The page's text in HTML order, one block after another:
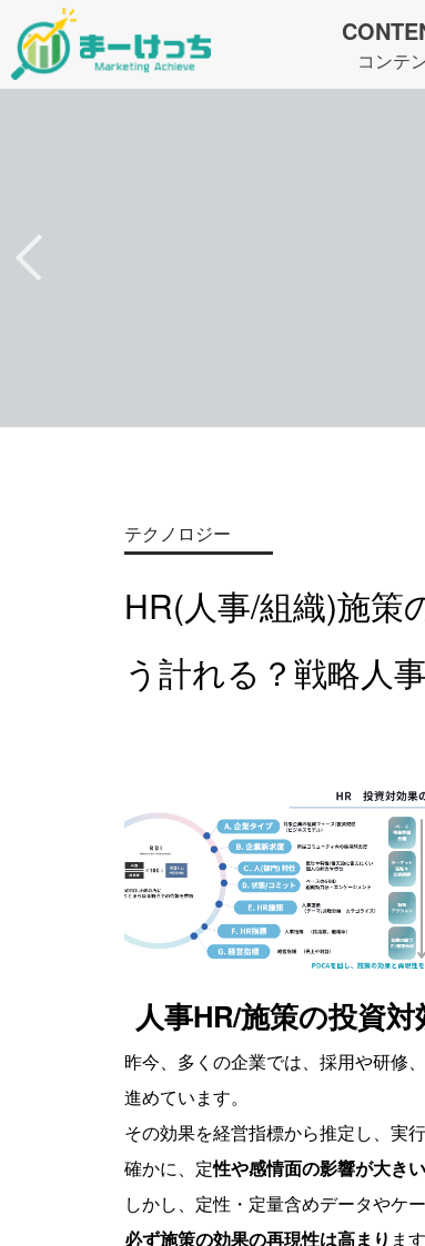
コンテ
テクノロジー
HR(人事/組織)施策
う計れる？戦略人
人事HR/施策の投資
昨今、多くの企業では、採用や研修
進めています。
その効果を経営指標から推定し、実
確かに、定性や感情面の影響が大き
しかし、定性・定量含めデータやケ
必ず施策の効果の再現性は高まり ます